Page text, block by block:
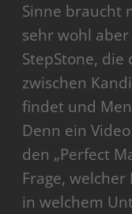
Sinne braucht
sehr wohl
StepStone, die
zwischen
findet und
Denn ein
den „Perfect
Frage,
in welchem